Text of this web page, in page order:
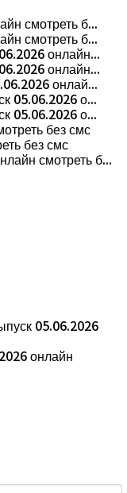
смотреть б...
смотреть б...
онлайн...
онлайн...
онлай...
05.06.2026 о...
05.06.2026 о...
без смс
без смс
смотреть б...
05.06.2026
онлайн